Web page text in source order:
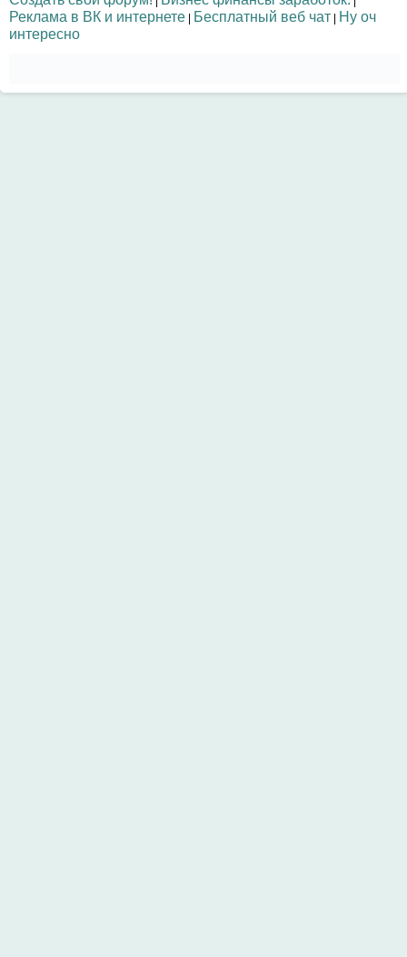
Реклама в ВК и интернете | Бесплатный веб чат | Ну оч
интересно